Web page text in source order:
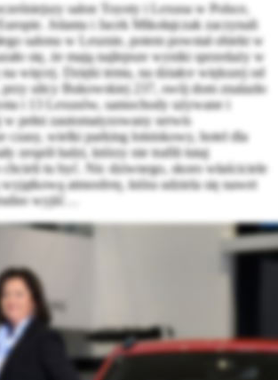
salon Toyoty i Lexusa w Polsce,
Jolanta i Jacek Mikołajczak zaczynali
salonu w Lesznie, potem powstał obiekt w
się, że mają najlepsze wyniki sprzedaży w
więcej. Dzięki temu, na działce większej od
przy ulicy Bukowskiej 237, swój dom znalazło
i 13 Lexusów, samochody używane i
w pełni zautomatyzowany serwis
czasy, wielki parking lotniskowy, hotel dla
zespół ludzi, którzy nie trafili tutaj
tu być. Nic dziwnego, skoro właściciele
atmosferę, która udziela się nawet
wyjść…